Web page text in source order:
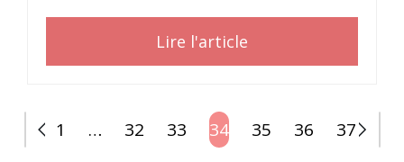
Lire l'article
POSTS
1 … 32 33 34 35 36 37